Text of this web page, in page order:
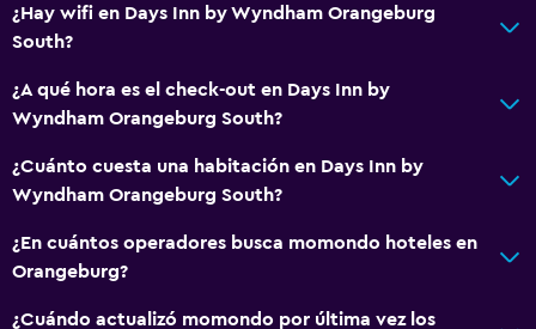
Estacionamiento gratuito
Habitación
Despertador
Servicios y facilidades
Recepción 24 horas
¿Hay wifi en Days Inn by Wyndham Orangeburg
South?
¿A qué hora es el check-out en Days Inn by
Wyndham Orangeburg South?
¿Cuánto cuesta una habitación en Days Inn by
Wyndham Orangeburg South?
¿En cuántos operadores busca momondo hoteles en
Orangeburg?
¿Cuándo actualizó momondo por última vez los